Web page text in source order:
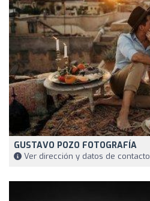
GUSTAVO POZO FOTOGRAFÍA
Ver dirección y datos de contacto